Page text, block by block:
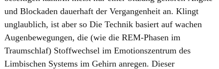
und Blockaden dauerhaft der Vergangenheit an. Klingt
unglaublich, ist aber so Die Technik basiert auf wachen
Augenbewegungen, die (wie die REM-Phasen im
Traumschlaf) Stoffwechsel im Emotionszentrum des
Limbischen Systems im Gehirn anregen. Dieser